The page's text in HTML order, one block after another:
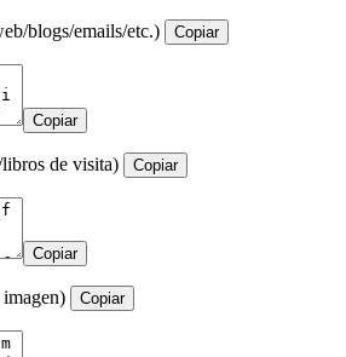
blogs/emails/etc.) Copiar
Copiar
de visita) Copiar
Copiar
Copiar